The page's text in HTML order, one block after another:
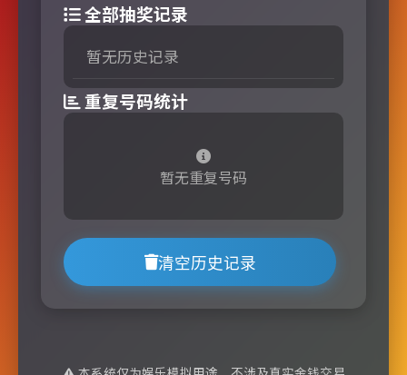
全部抽奖记录
暂无历史记录
重复号码统计
暂无重复号码
清空历史记录